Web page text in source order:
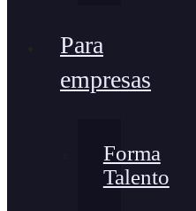
Para
empresas
Forma
Talento